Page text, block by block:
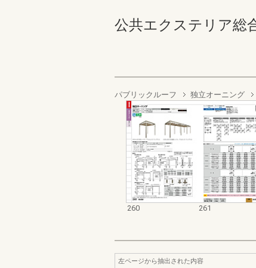
公共エクステリア総
パブリックルーフ 独立オーニング
260 261
左ページから抽出された内容